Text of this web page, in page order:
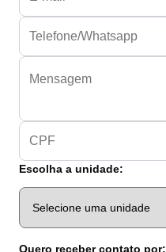
Escolha a unidade:
Quero receber contato por: